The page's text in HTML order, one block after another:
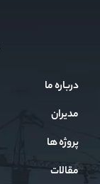
درباره ما
مدیران
پروژه ها
مقالات